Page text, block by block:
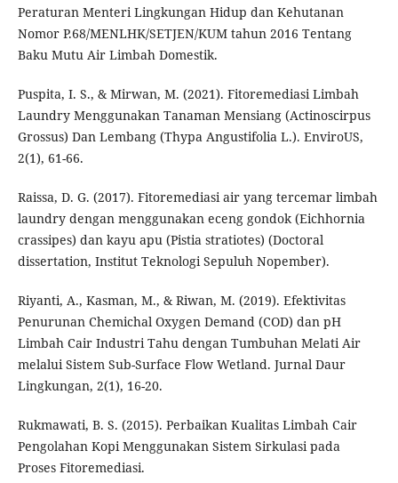
Peraturan Menteri Lingkungan Hidup dan Kehutanan
Nomor P.68/MENLHK/SETJEN/KUM tahun 2016 Tentang
Baku Mutu Air Limbah Domestik.
Puspita, I. S., & Mirwan, M. (2021). Fitoremediasi Limbah
Laundry Menggunakan Tanaman Mensiang (Actinoscirpus
Grossus) Dan Lembang (Thypa Angustifolia L.). EnviroUS,
2(1), 61-66.
Raissa, D. G. (2017). Fitoremediasi air yang tercemar limbah
laundry dengan menggunakan eceng gondok (Eichhornia
crassipes) dan kayu apu (Pistia stratiotes) (Doctoral
dissertation, Institut Teknologi Sepuluh Nopember).
Riyanti, A., Kasman, M., & Riwan, M. (2019). Efektivitas
Penurunan Chemichal Oxygen Demand (COD) dan pH
Limbah Cair Industri Tahu dengan Tumbuhan Melati Air
melalui Sistem Sub-Surface Flow Wetland. Jurnal Daur
Lingkungan, 2(1), 16-20.
Rukmawati, B. S. (2015). Perbaikan Kualitas Limbah Cair
Pengolahan Kopi Menggunakan Sistem Sirkulasi pada
Proses Fitoremediasi.